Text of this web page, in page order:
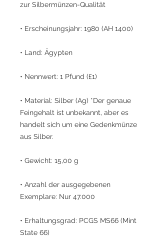
zur Silbermünzen-Qualität
• Erscheinungsjahr: 1980 (AH 1400)
• Land: Ägypten
• Nennwert: 1 Pfund (£1)
• Material: Silber (Ag) *Der genaue
Feingehalt ist unbekannt, aber es
handelt sich um eine Gedenkmünze
aus Silber.
• Gewicht: 15,00 g
• Anzahl der ausgegebenen
Exemplare: Nur 47.000
• Erhaltungsgrad: PCGS MS66 (Mint
State 66)